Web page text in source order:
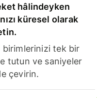
hâlindeyken
küresel olarak
birimlerinizi tek bir
tutun ve saniyeler
çevirin.